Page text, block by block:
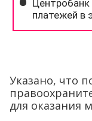
Указано, что
для оказания